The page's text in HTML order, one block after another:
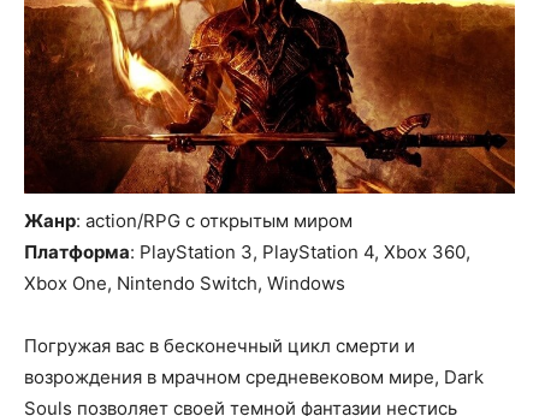
Жанр: action/RPG с открытым миром
Платформа: PlayStation 3, PlayStation 4, Xbox 360,
Xbox One, Nintendo Switch, Windows
Погружая вас в бесконечный цикл смерти и
возрождения в мрачном средневековом мире, Dark
Souls позволяет своей темной фантазии нестись